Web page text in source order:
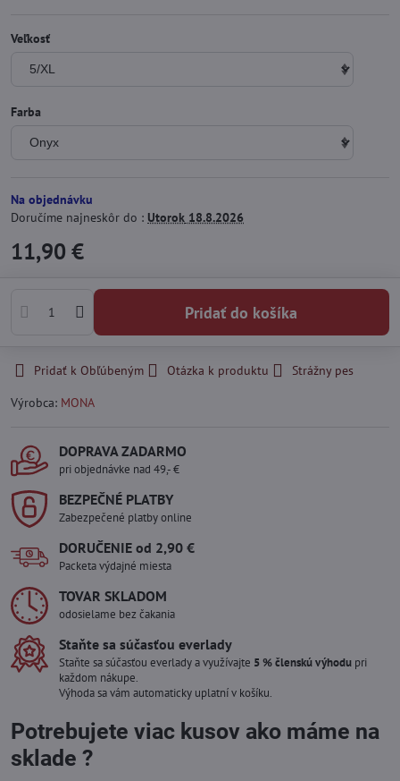
Veľkosť
Farba
Na objednávku
Doručíme najneskôr do : Utorok 18.8.2026
11,90 €
Pridať do košíka
Pridať k Obľúbeným Otázka k produktu
Strážny pes
Výrobca: MONA
DOPRAVA ZADARMO
pri objednávke nad 49,- €
BEZPEČNÉ PLATBY
Zabezpečené platby online
DORUČENIE od 2,90 €
Packeta výdajné miesta
TOVAR SKLADOM
odosielame bez čakania
Staňte sa súčasťou everlady
Staňte sa súčasťou everlady a využívajte 5 % členskú výhodu pri
každom nákupe.
Výhoda sa vám automaticky uplatní v košíku.
Potrebujete viac kusov ako máme na
sklade ?